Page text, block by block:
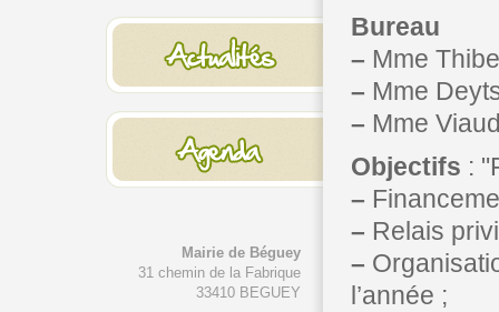
Mairie de Béguey
31 chemin de la Fabrique
33410 BEGUEY
Bureau
– Mme
– Mme
– Mme
Objectifs :
–
– Relais
–
l’année ;